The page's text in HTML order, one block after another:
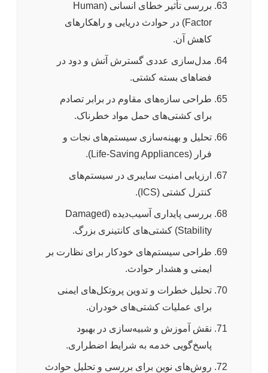
بررسی تأثیر خطای انسانی (Human
Factor) در حوادث دریایی و راهکارهای
کاهش آن.
مدل‌سازی عددی گسترش آتش و دود در
فضاهای بسته کشتی.
طراحی سازه‌های مقاوم در برابر تصادم
برای کشتی‌های حمل مواد خطرناک.
تحلیل و بهینه‌سازی سیستم‌های نجات و
فرار (Life-Saving Appliances).
ارزیابی امنیت سایبری در سیستم‌های
کنترل کشتی (ICS).
بررسی پایداری آسیب‌دیده (Damaged
Stability) کشتی‌های کانتینری بزرگ.
طراحی سیستم‌های خودکار برای نظارت بر
ایمنی و هشدار حوادث.
تحلیل خطرات و تدوین پروتکل‌های ایمنی
برای عملیات کشتی‌های خودران.
نقش آموزش و شبیه‌سازی در بهبود
پاسخ‌گویی خدمه به شرایط اضطراری.
روش‌های نوین برای بررسی و تحلیل حوادث